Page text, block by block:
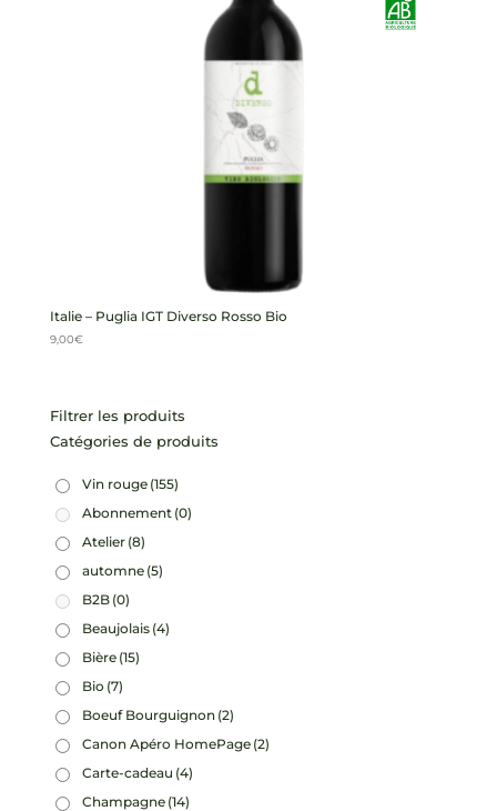
Italie – Puglia IGT Diverso Rosso Bio
9,00€
Filtrer les produits
Catégories de produits
Vin rouge (155)
Abonnement (0)
Atelier (8)
automne (5)
B2B (0)
Beaujolais (4)
Bière (15)
Bio (7)
Boeuf Bourguignon (2)
Canon Apéro HomePage (2)
Carte-cadeau (4)
Champagne (14)